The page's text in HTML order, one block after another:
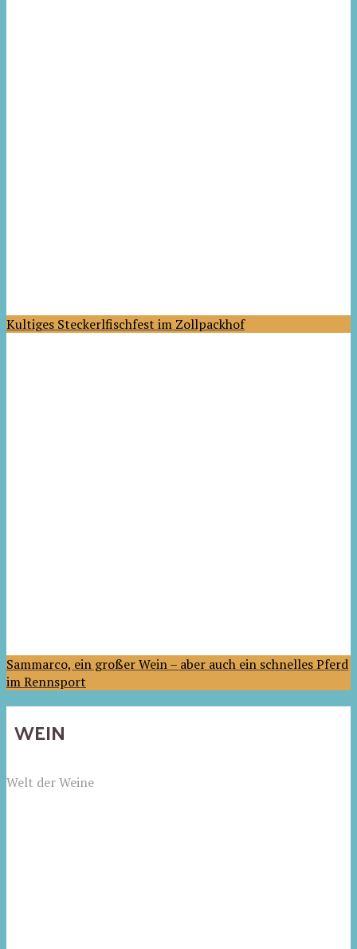
Kultiges Steckerlfischfest im Zollpackhof
Sammarco, ein großer Wein – aber auch ein schnelles Pferd
im Rennsport
WEIN
Welt der Weine